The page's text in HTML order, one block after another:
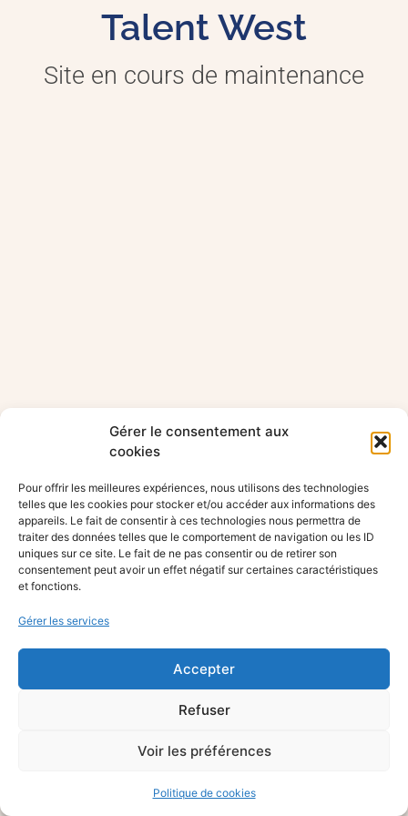
Gérer le consentement aux
cookies
Pour offrir les meilleures expériences, nous utilisons des technologies
telles que les cookies pour stocker et/ou accéder aux informations des
appareils. Le fait de consentir à ces technologies nous permettra de
traiter des données telles que le comportement de navigation ou les ID
uniques sur ce site. Le fait de ne pas consentir ou de retirer son
consentement peut avoir un effet négatif sur certaines caractéristiques
et fonctions.
Gérer les services
Accepter
Refuser
Voir les préférences
Politique de cookies
Talent West
Site en cours de maintenance